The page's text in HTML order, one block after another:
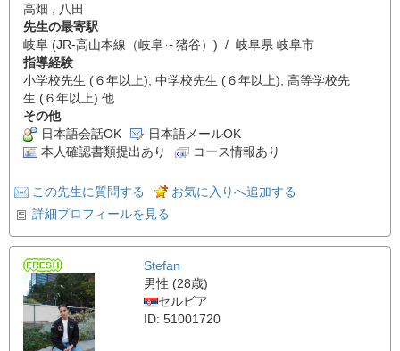
高畑 , 八田
先生の最寄駅
岐阜 (JR-高山本線（岐阜～猪谷）) / 岐阜県 岐阜市
指導経験
小学校先生 (６年以上), 中学校先生 (６年以上), 高等学校先
生 (６年以上) 他
その他
日本語会話OK
日本語メールOK
本人確認書類提出あり
コース情報あり
この先生に質問する
お気に入りへ追加する
詳細プロフィールを見る
Stefan
男性 (28歳)
セルビア
ID: 51001720